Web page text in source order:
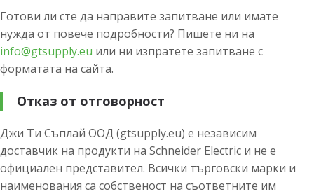
Готови ли сте да направите запитване или имате
нужда от повече подробности? Пишете ни на
info@gtsupply.eu или ни изпратете запитване с
форматата на сайта.
Отказ от отговорност
Джи Ти Съплай ООД (gtsupply.eu) е независим
доставчик на продукти на Schneider Electric и не е
официален представител. Всички търговски марки и
наименования са собственост на съответните им